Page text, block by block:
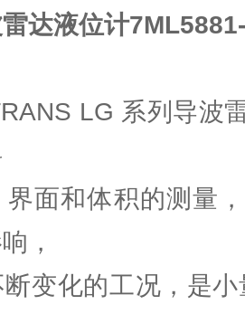
达液位计
LG 系列导波
面和体积的测量
，
变化的工况，是